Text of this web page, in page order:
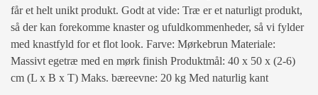
får et helt unikt produkt. Godt at vide: Træ er et naturligt produkt,
så der kan forekomme knaster og ufuldkommenheder, så vi fylder
med knastfyld for et flot look. Farve: Mørkebrun Materiale:
Massivt egetræ med en mørk finish Produktmål: 40 x 50 x (2-6)
cm (L x B x T) Maks. bæreevne: 20 kg Med naturlig kant